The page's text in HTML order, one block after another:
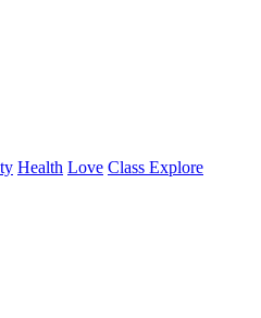
Health Love Class Explore